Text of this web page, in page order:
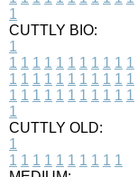
1
CUTTLY BIO:
1
1 1 1 1 1 1 1 1 1 1 1
1 1 1 1 1 1 1 1 1 1 1
1 1 1 1 1 1 1 1 1 1 1
1
CUTTLY OLD:
1
1 1 1 1 1 1 1 1 1 1